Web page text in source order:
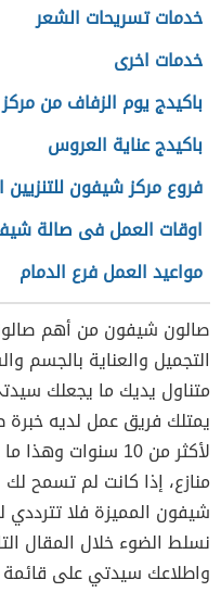
خدمات تسريحات الشعر
خدمات اخرى
باكيدج يوم الزفاف من
باكيدج عناية العروس
فروع مركز شيفون للتنزيين
اوقات العمل فى صالة
مواعيد العمل فرع الدمام
مواعيد العمل فى مركز
مواعيد العمل فى شيفون
مواعيد العمل فى صالون
فرع الشهداء والريان
فرع السويدي
صالون شيفون انستقرام
صالون شيفون من أهم
التجميل والعناية بالجسم
متناول يديك ما يجعلك
يمتلك فريق عمل لديه
لأكثر من 10
منازع، إذا كانت لم تسمح
شيفون المميزة فلا
نسلط الضوء خلال المقال
واطلاعك سيدتي على قائمة